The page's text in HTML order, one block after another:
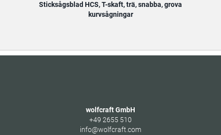
Sticksågsblad HCS, T-skaft, trä, snabba, grova
kurvsågningar
wolfcraft GmbH
+49 2655 510
info@wolfcraft.com